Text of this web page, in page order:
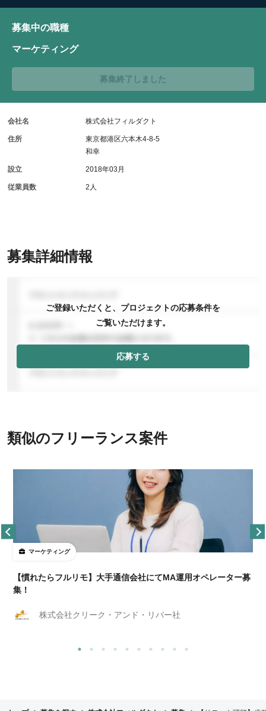
募集詳細情報
ご登録いただくと、プロジェクトの応募条件を
ご覧いただけます。
応募する
募集中の職種
マーケティング
募集終了しました
会社名 株式会社フィルダクト
住所
東京都港区六本木4-8-5
和幸
設立 2018年03月
従業員数 2人
類似のフリーランス案件
マーケティング
【慣れたらフルリモ】大手通信会社にてMA運用オペレーター募
集！
株式会社クリーク・アンド・リバー社